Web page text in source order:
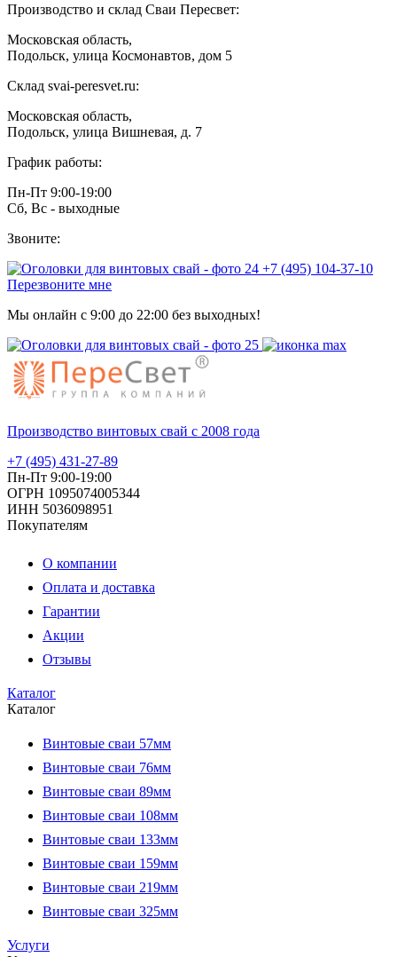
Производство и склад Сваи Пересвет:
Московская область,
Подольск, улица Космонавтов, дом 5
Склад svai-peresvet.ru:
Московская область,
Подольск, улица Вишневая, д. 7
График работы:
Пн-Пт 9:00-19:00
Сб, Вс - выходные
Звоните:
+7 (495) 104-37-10
Перезвоните мне
Мы онлайн с 9:00 до 22:00 без выходных!
Производство винтовых свай с 2008 года
+7 (495) 431-27-89
Пн-Пт 9:00-19:00
ОГРН 1095074005344
ИНН 5036098951
Покупателям
О компании
Оплата и доставка
Гарантии
Акции
Отзывы
Каталог
Каталог
Винтовые сваи 57мм
Винтовые сваи 76мм
Винтовые сваи 89мм
Винтовые сваи 108мм
Винтовые сваи 133мм
Винтовые сваи 159мм
Винтовые сваи 219мм
Винтовые сваи 325мм
Услуги